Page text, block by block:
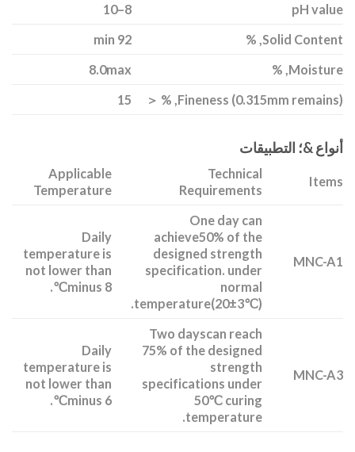
pH value
8–10
Solid Content, %
92 min
Moisture, %
8.0max
Fineness (0.315mm remains), % ＜
15
أنواع &؛ التطبيقات
Items
Technical
Requirements
Applicable
Temperature
MNC-A1
One day can
achieve50% of the
designed strength
specification. under
normal
temperature(20±3℃).
Daily
temperature is
not lower than
minus 8℃.
MNC-A3
Two dayscan reach
75% of the designed
strength
specifications under
50℃ curing
temperature.
Daily
temperature is
not lower than
minus 6℃.